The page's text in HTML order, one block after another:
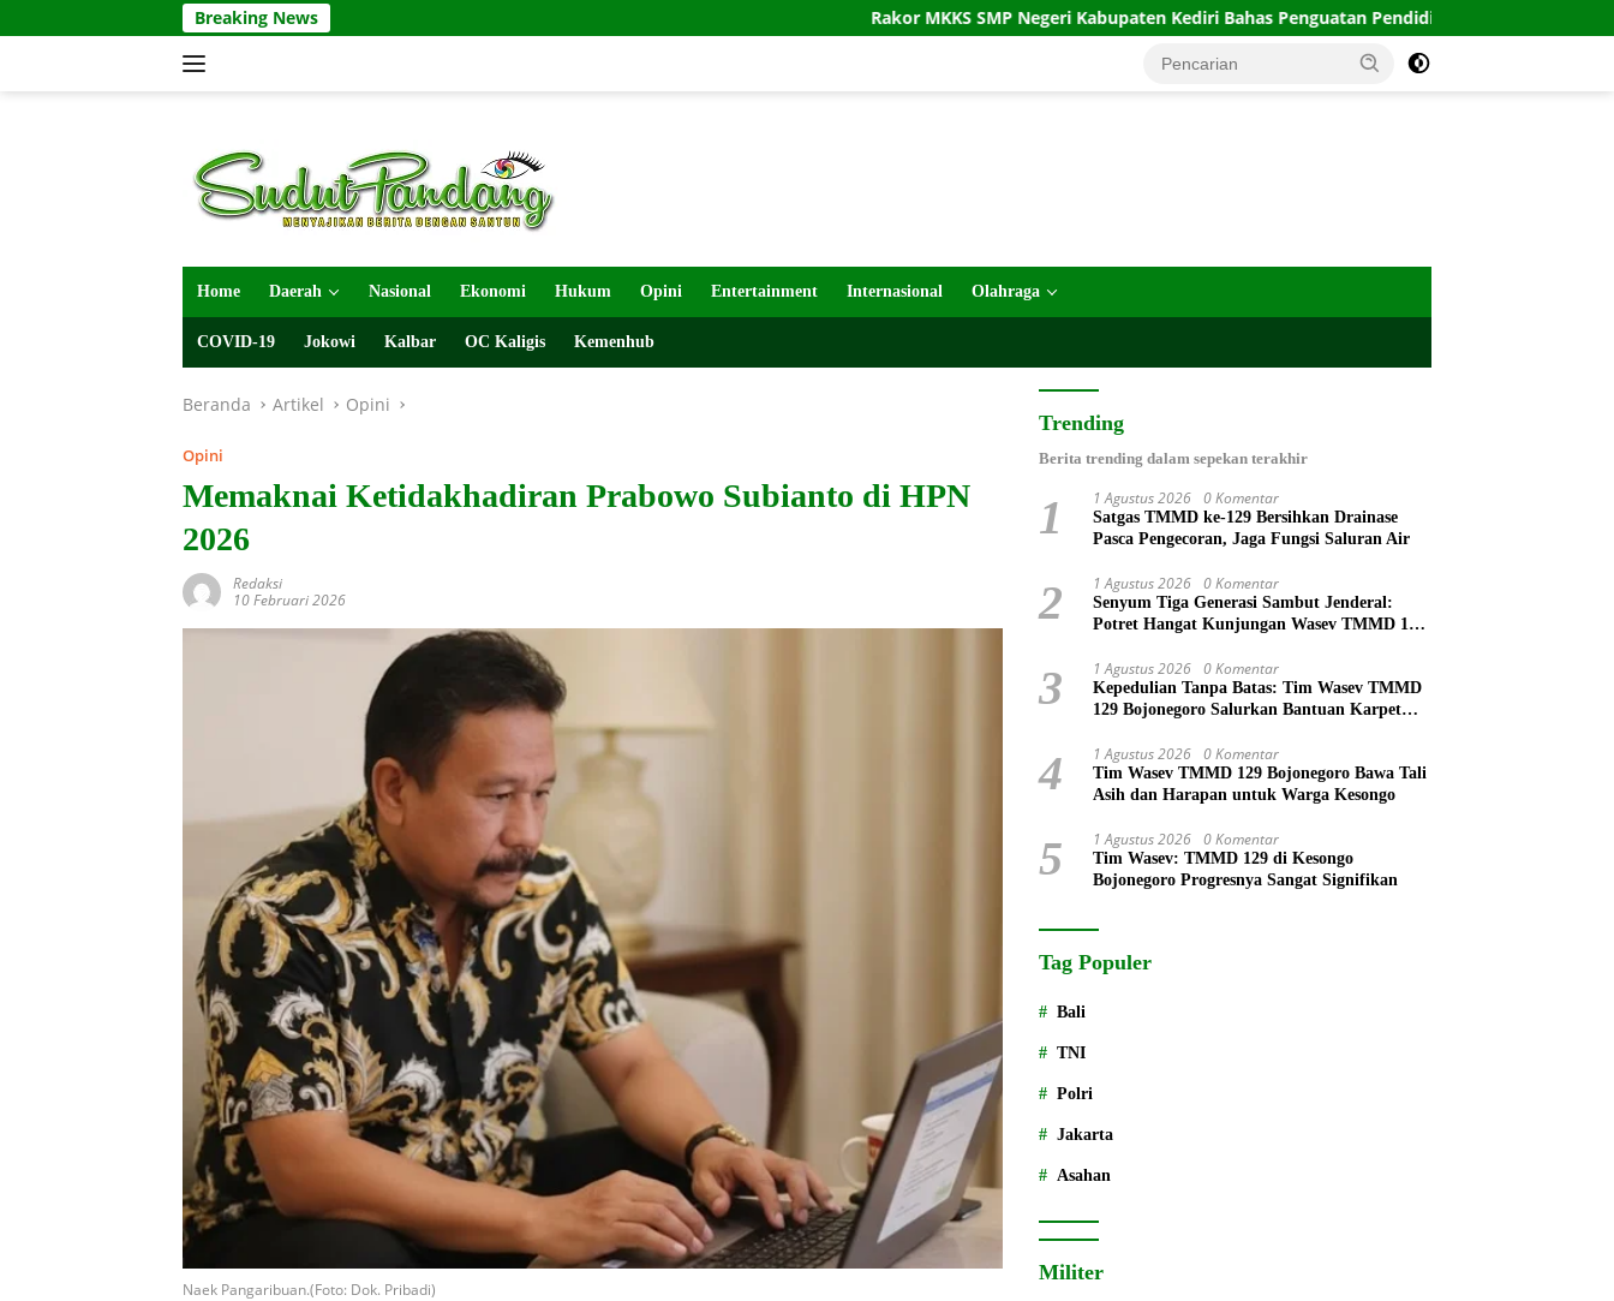
ke
Breaking News Rakor MKKS SMP Negeri Kabupaten Kediri Bahas Penguatan Pendidikan Tak Segan Turun
Home Daerah Nasional Ekonomi Hukum Opini Entertainment Internasional Olahraga
COVID-19 Jokowi Kalbar OC Kaligis Kemenhub
Beranda Artikel Opini
Opini
Memaknai Ketidakhadiran Prabowo Subianto di HPN
2026
Redaksi
10 Februari 2026
Naek Pangaribuan.(Foto: Dok. Pribadi)
Trending
Berita trending dalam sepekan terakhir
1 1 Agustus 2026 0 Komentar
Satgas TMMD ke-129 Bersihkan Drainase
Pasca Pengecoran, Jaga Fungsi Saluran Air
2 1 Agustus 2026 0 Komentar
Senyum Tiga Generasi Sambut Jenderal:
Potret Hangat Kunjungan Wasev TMMD 129
3 1 Agustus 2026 0 Komentar
Kepedulian Tanpa Batas: Tim Wasev TMMD
129 Bojonegoro Salurkan Bantuan Karpet
4 1 Agustus 2026 0 Komentar
Tim Wasev TMMD 129 Bojonegoro Bawa Tali
Asih dan Harapan untuk Warga Kesongo
5 1 Agustus 2026 0 Komentar
Tim Wasev: TMMD 129 di Kesongo
Bojonegoro Progresnya Sangat Signifikan
Tag Populer
Bali
TNI
Polri
Jakarta
Asahan
Militer